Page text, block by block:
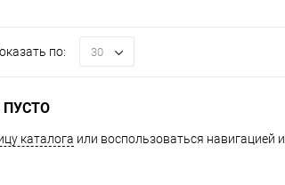
для рыбалки
Станки
по: 30
ПУСТО
каталога или воспользоваться навигацией